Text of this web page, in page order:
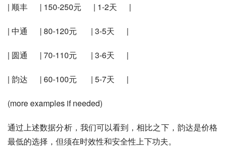
| 顺丰      | 150-250元      | 1-2天      |
| 中通      | 80-120元       | 3-5天      |
| 圆通      | 70-110元       | 3-6天      |
| 韵达      | 60-100元       | 5-7天      |
(more examples if needed)
通过上述数据分析，我们可以看到，相比之下，韵达是价格
最低的选择，但须在时效性和安全性上下功夫。